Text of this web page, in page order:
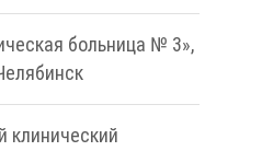
больница № 3»,
клинический